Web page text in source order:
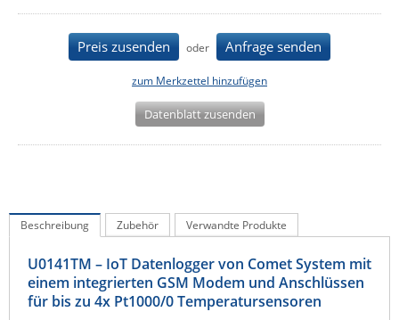
LigoWave
Milesight
Panorama Antennas
Poynting
Raritan
Riello UPS
Preis zusenden oder Anfrage senden
zum Merkzettel hinzufügen
Datenblatt zusenden
Beschreibung Zubehör Verwandte Produkte
U0141TM – IoT Datenlogger von Comet System mit
einem integrierten GSM Modem und Anschlüssen
für bis zu 4x Pt1000/0 Temperatursensoren